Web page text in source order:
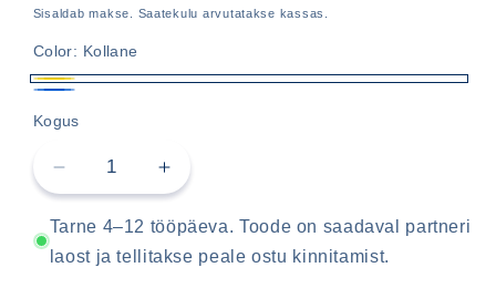
Sisaldab makse. Saatekulu arvutatakse kassas.
Color: Kollane
Kollane
Kogus
Vähenda
LEDSON
Astro3
Lisa
LEDSON
Astro3
Tarne 4–12 tööpäeva. Toode on saadaval partneri
laost ja tellitakse peale ostu kinnitamist.